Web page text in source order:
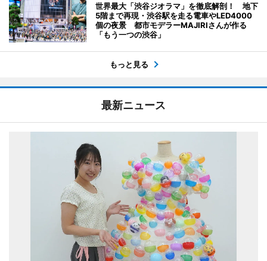
世界最大「渋谷ジオラマ」を徹底解剖！ 地下
5階まで再現・渋谷駅を走る電車やLED4000
個の夜景 都市モデラーMAJIRIさんが作る
「もう一つの渋谷」
もっと見る
最新ニュース